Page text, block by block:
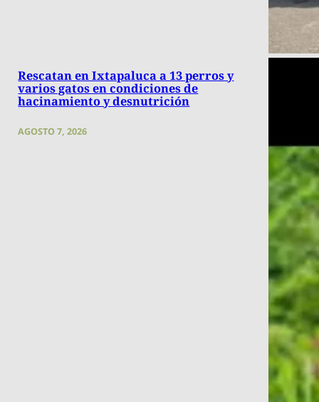
Rescatan en Ixtapaluca a 13 perros y
varios gatos en condiciones de
hacinamiento y desnutrición
AGOSTO 7, 2026